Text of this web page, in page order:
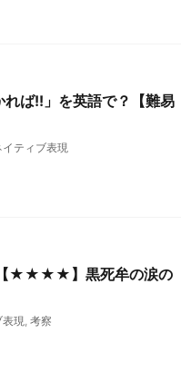
ば!!」を英語で？【難易
イティブ表現
【★★★★】黒死牟の涙の
表現, 考察